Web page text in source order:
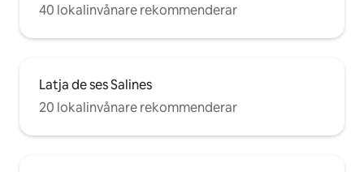
40 lokalinvånare rekommenderar
Latja de ses Salines
20 lokalinvånare rekommenderar